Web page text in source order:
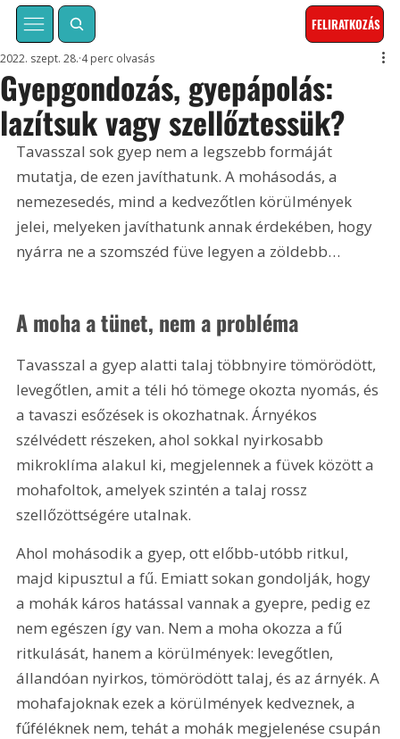
FELIRATKOZÁS
Gyepgondozás, gyepápolás:
lazítsuk vagy szellőztessük?
2022. szept. 28. 4 perc olvasás
Tavasszal sok gyep nem a legszebb formáját
mutatja, de ezen javíthatunk. A mohásodás, a
nemezesedés, mind a kedvezőtlen körülmények
jelei, melyeken javíthatunk annak érdekében, hogy
nyárra ne a szomszéd füve legyen a zöldebb…
A moha a tünet, nem a probléma
Tavasszal a gyep alatti talaj többnyire tömörödött,
levegőtlen, amit a téli hó tömege okozta nyomás, és
a tavaszi esőzések is okozhatnak. Árnyékos
szélvédett részeken, ahol sokkal nyirkosabb
mikroklíma alakul ki, megjelennek a füvek között a
mohafoltok, amelyek szintén a talaj rossz
szellőzöttségére utalnak.
Ahol mohásodik a gyep, ott előbb-utóbb ritkul,
majd kipusztul a fű. Emiatt sokan gondolják, hogy
a mohák káros hatással vannak a gyepre, pedig ez
nem egészen így van. Nem a moha okozza a fű
ritkulását, hanem a körülmények: levegőtlen,
állandóan nyirkos, tömörödött talaj, és az árnyék. A
mohafajoknak ezek a körülmények kedveznek, a
fűféléknek nem, tehát a mohák megjelenése csupán